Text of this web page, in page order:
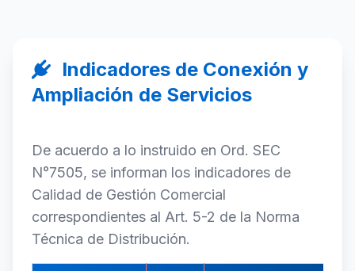
Indicadores de Conexión y
Ampliación de Servicios
De acuerdo a lo instruido en Ord. SEC
N°7505, se informan los indicadores de
Calidad de Gestión Comercial
correspondientes al Art. 5-2 de la Norma
Técnica de Distribución.